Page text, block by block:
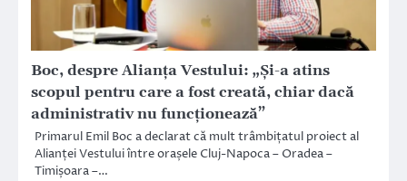
Boc, despre Alianța Vestului: „Și-a atins
scopul pentru care a fost creată, chiar dacă
administrativ nu funcționează”
Primarul Emil Boc a declarat că mult trâmbițatul proiect al
Alianței Vestului între orașele Cluj-Napoca – Oradea –
Timișoara –…